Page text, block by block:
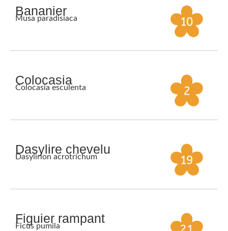
Bananier
Musa paradisiaca
Colocasia
Colocasia esculenta
Dasylire chevelu
Dasylirion acrotrichum
Figuier rampant
Ficus pumila